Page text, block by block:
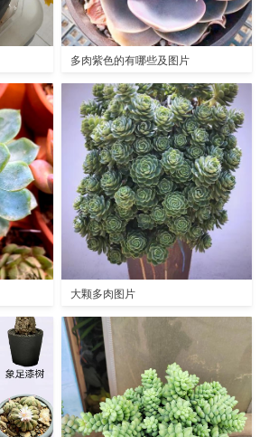
多肉紫色的有哪些及图片
大颗多肉图片